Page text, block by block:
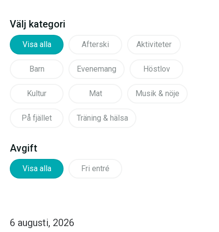
Välj kategori
Visa alla Afterski Aktiviteter
Barn Evenemang Höstlov
Kultur Mat Musik & nöje
På fjället Träning & hälsa
Avgift
Visa alla Fri entré
6 augusti, 2026